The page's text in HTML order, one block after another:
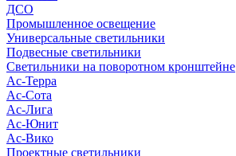
ДСО
Промышленное освещение
Универсальные светильники
Подвесные светильники
Светильники на поворотном кронштейне
Ас-Терра
Ас-Сота
Ас-Лига
Ас-Юнит
Ас-Вико
Проектные светильники